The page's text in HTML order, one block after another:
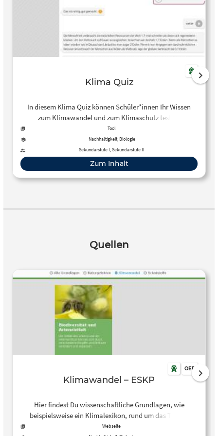
Klima Quiz
In diesem Klima Quiz können Schüler*innen Ihr Wissen
zum Klimawandel und zum Klimaschutz testen.
Tool
Nachhaltigkeit, Biologie
Sekundarstufe I, Sekundarstufe II
Zum Inhalt
Quellen
OER
Klimawandel – ESKP
Hier findest Du wissenschaftliche Grundlagen, wie
beispielsweise ein Klimalexikon, rund um das Thema
Klimawandel. Außerdem zeigen Wissenschaftlerinnen und
Webseite